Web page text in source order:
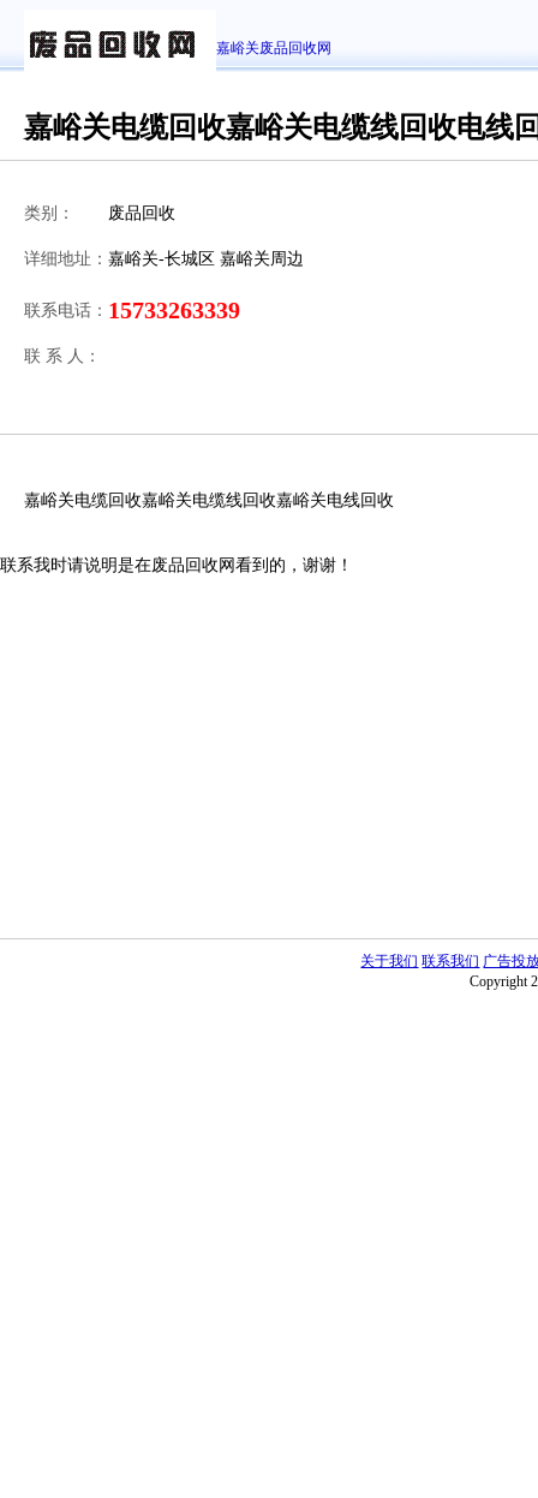
嘉峪关废品回收网
嘉峪关电缆回收嘉峪关电缆线回收电线
类别： 废品回收
详细地址： 嘉峪关-长城区 嘉峪关周边
联系电话： 15733263339
联 系 人：
嘉峪关电缆回收嘉峪关电缆线回收嘉峪关电线回收
联系我时请说明是在废品回收网看到的，谢谢！
关于我们 联系我们 广告投
Copyright